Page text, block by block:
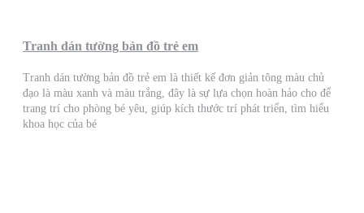
Tranh dán tường bản đồ trẻ em
Tranh dán tường bản đồ trẻ em là thiết kế đơn giản tông màu chủ
đạo là màu xanh và màu trắng, đây là sự lựa chọn hoàn hảo cho để
trang trí cho phòng bé yêu, giúp kích thước trí phát triển, tìm hiểu
khoa học của bé